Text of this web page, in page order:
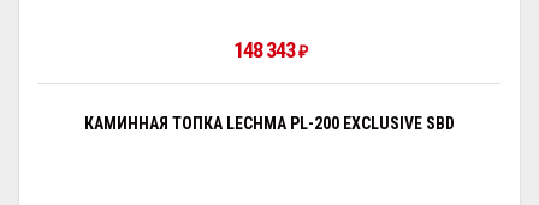
148 343₽
КАМИННАЯ ТОПКА LECHMA PL-200 EXCLUSIVE SBD